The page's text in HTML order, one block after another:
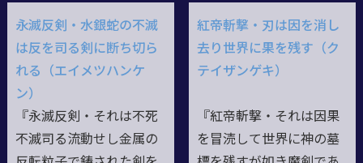
永滅反剣・水銀蛇の不滅
は反を司る剣に断ち切ら
れる（エイメツハンケ
ン）
『永滅反剣・それは不死
不滅司る流動せし金属の
紅帝斬撃・刃は因を消し
去り世界に果を残す（ク
テイザンゲキ）
『紅帝斬撃・それは因果
を冒涜して世界に神の墓